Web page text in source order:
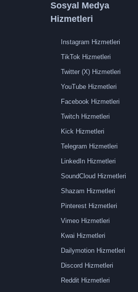
Sosyal Medya
Hizmetleri
Instagram Hizmetleri
TikTok Hizmetleri
Twitter (X) Hizmetleri
YouTube Hizmetleri
Facebook Hizmetleri
Twitch Hizmetleri
Kick Hizmetleri
Telegram Hizmetleri
LinkedIn Hizmetleri
SoundCloud Hizmetleri
Shazam Hizmetleri
Pinterest Hizmetleri
Vimeo Hizmetleri
Kwai Hizmetleri
Dailymotion Hizmetleri
Discord Hizmetleri
Reddit Hizmetleri